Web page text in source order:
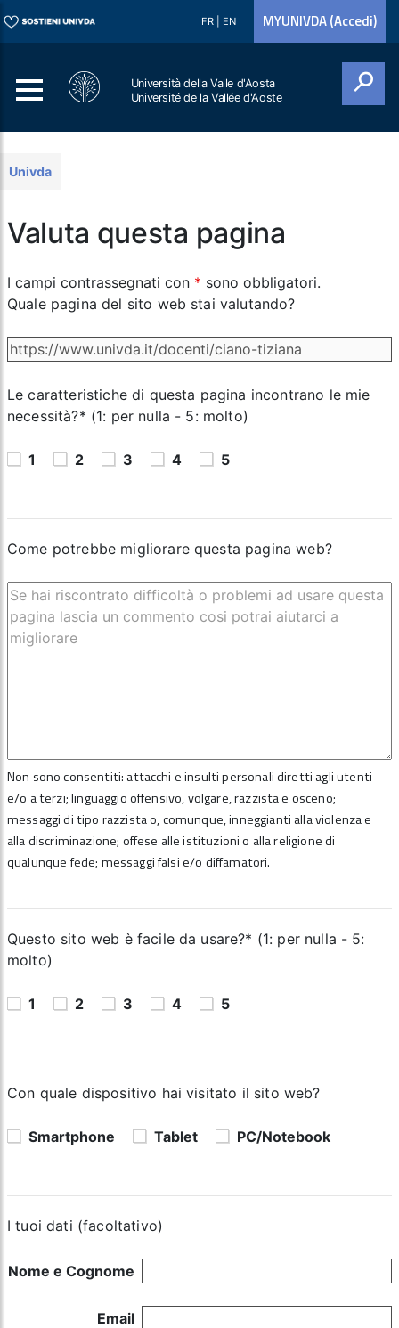
FR EN MYUNIVDA (Accedi)
Università della Valle d'Aosta
Université de la Vallée d'Aoste
Univda
Valuta questa pagina
I campi contrassegnati con * sono obbligatori.
Quale pagina del sito web stai valutando?
Le caratteristiche di questa pagina incontrano le mie
necessità?* (1: per nulla - 5: molto)
1 2 3 4 5
Come potrebbe migliorare questa pagina web?
Non sono consentiti: attacchi e insulti personali diretti agli utenti
e/o a terzi; linguaggio offensivo, volgare, razzista e osceno;
messaggi di tipo razzista o, comunque, inneggianti alla violenza e
alla discriminazione; offese alle istituzioni o alla religione di
qualunque fede; messaggi falsi e/o diffamatori.
Questo sito web è facile da usare?* (1: per nulla - 5:
molto)
1 2 3 4 5
Con quale dispositivo hai visitato il sito web?
Smartphone Tablet PC/Notebook
I tuoi dati (facoltativo)
Nome e Cognome
Email